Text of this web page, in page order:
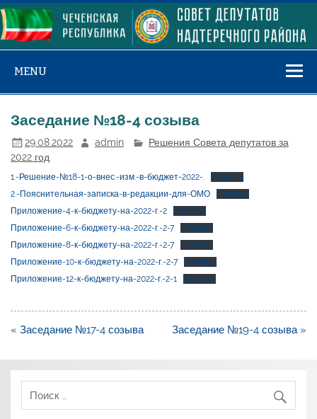
Skip
to
content
MENU
Заседание №18-4 созыва
29.08.2022 admin
Решения Совета депутатов за
2022 год
1.-Решение-№18-1-о-внес.-изм.-в-бюджет-2022-.
Скачать
2.-Пояснительная-записка-в-редакции-для-ОМО
Скачать
Приложение-4-к-бюджету-на-2022-г.-2
Скачать
Приложение-6-к-бюджету-на-2022-г.-2-7
Скачать
Приложение-8-к-бюджету-на-2022-г.-2-7
Скачать
Приложение-10-к-бюджету-на-2022-г.-2-7
Скачать
Приложение-12-к-бюджету-на-2022-г.-2-1
Скачать
Навигация
записям
« Заседание №17-4 созыва Заседание №19-4 созыва »